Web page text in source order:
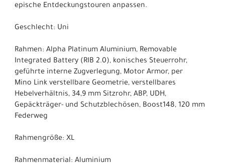
epische Entdeckungstouren anpassen.
Geschlecht: Uni
Rahmen: Alpha Platinum Aluminium, Removable
Integrated Battery (RIB 2.0), konisches Steuerrohr,
geführte interne Zugverlegung, Motor Armor, per
Mino Link verstellbare Geometrie, verstellbares
Hebelverhältnis, 34,9 mm Sitzrohr, ABP, UDH,
Gepäckträger- und Schutzblechösen, Boost148, 120 mm
Federweg
Rahmengröße: XL
Rahmenmaterial: Aluminium